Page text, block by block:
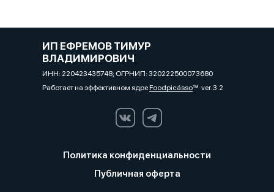
ИП ЕФРЕМОВ ТИМУР
ВЛАДИМИРОВИЧ
ИНН: 220423435748; ОГРНИП: 320222500073680
Работает на эффективном ядреFoodpicássover. 3.2
Политика конфиденциальности
Публичная оферта